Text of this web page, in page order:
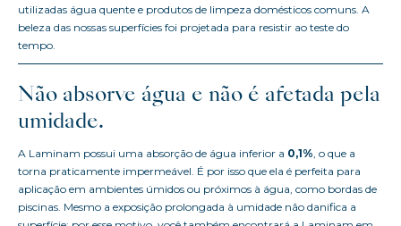
utilizadas água quente e produtos de limpeza domésticos comuns. A
beleza das nossas superfícies foi projetada para resistir ao teste do
tempo.
Não absorve água e não é afetada pela
umidade.
A Laminam possui uma absorção de água inferior a 0,1%, o que a
torna praticamente impermeável. É por isso que ela é perfeita para
aplicação em ambientes úmidos ou próximos à água, como bordas de
piscinas. Mesmo a exposição prolongada à umidade não danifica a